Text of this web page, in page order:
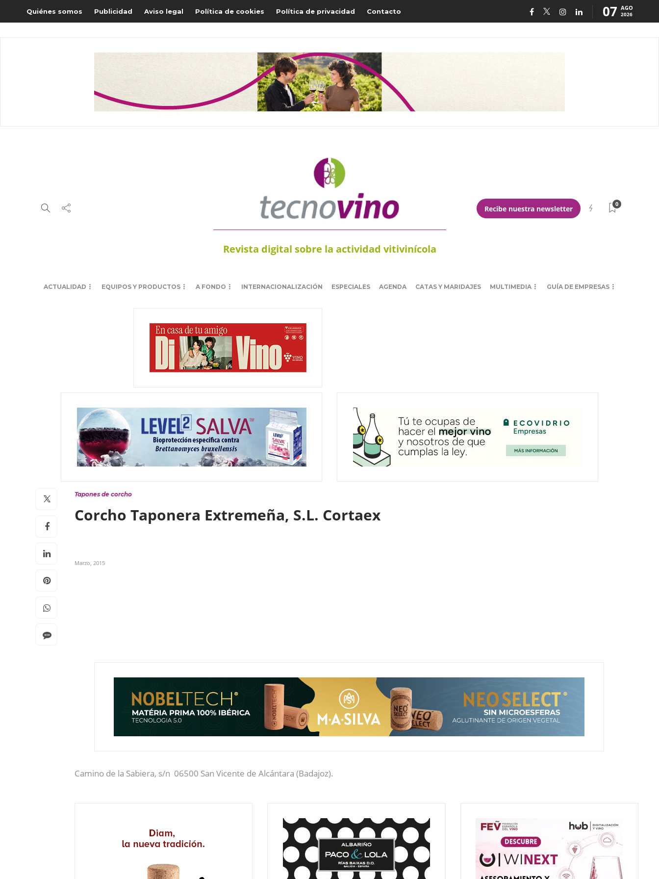
Quiénes somos Publicidad Aviso legal Política de cookies Política de privacidad Contacto 07 AGO
2026
Revista digital sobre la actividad vitivinícola
Recibe nuestra newsletter
0
ACTUALIDAD EQUIPOS Y PRODUCTOS A FONDO INTERNACIONALIZACIÓN ESPECIALES AGENDA CATAS Y MARIDAJES MULTIMEDIA GUÍA DE EMPRESAS
Tapones de corcho
Corcho Taponera Extremeña, S.L. Cortaex
Marzo, 2015
Camino de la Sabiera, s/n 06500 San Vicente de Alcántara (Badajoz).